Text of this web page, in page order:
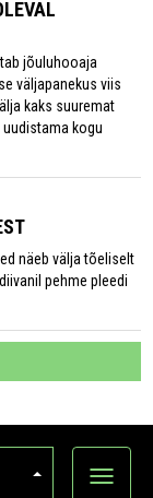
jõuluhooaja
väljapanekus viis
kaks suuremat
kogu
näeb välja tõeliselt
pehme pleedi
Ava